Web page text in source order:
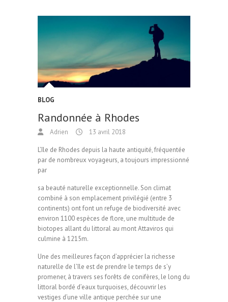
BLOG
Randonnée à Rhodes
Adrien 13 avril 2018
L’île de Rhodes depuis la haute antiquité, fréquentée
par de nombreux voyageurs, a toujours impressionné
par
sa beauté naturelle exceptionnelle. Son climat
combiné à son emplacement privilégié (entre 3
continents) ont font un refuge de biodiversité avec
environ 1100 espèces de flore, une multitude de
biotopes allant du littoral au mont Attaviros qui
culmine à 1215m.
Une des meilleures façon d’apprécier la richesse
naturelle de l’île est de prendre le temps de s’y
promener, à travers ses forêts de conifères, le long du
littoral bordé d’eaux turquoises, découvrir les
vestiges d’une ville antique perchée sur une